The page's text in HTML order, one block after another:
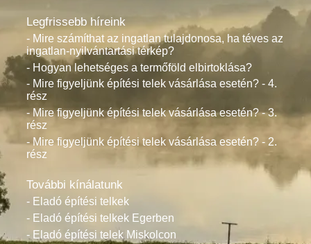
Legfrissebb híreink
- Mire számíthat az ingatlan tulajdonosa, ha téves az
ingatlan-nyilvántartási térkép?
- Hogyan lehetséges a termőföld elbirtoklása?
- Mire figyeljünk építési telek vásárlása esetén? - 4.
rész
- Mire figyeljünk építési telek vásárlása esetén? - 3.
rész
- Mire figyeljünk építési telek vásárlása esetén? - 2.
rész
További kínálatunk
- Eladó építési telkek
- Eladó építési telkek Egerben
- Eladó építési telek Miskolcon